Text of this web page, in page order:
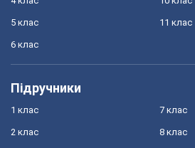
5 клас
6 клас
11 клас
Підручники
1 клас
2 клас
7 клас
8 клас